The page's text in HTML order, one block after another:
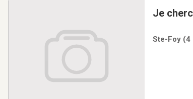
Je
Ste-Foy (4